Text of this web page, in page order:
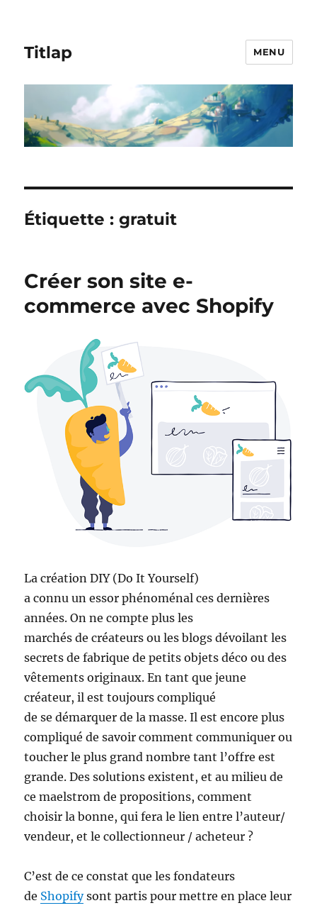
Titlap MENU
Étiquette :gratuit
Créer son site e-
commerce avec Shopify
La création DIY (Do It Yourself)
a connu un essor phénoménal ces dernières
années. On ne compte plus les
marchés de créateurs ou les blogs dévoilant les
secrets de fabrique de petits objets déco ou des
vêtements originaux. En tant que jeune
créateur, il est toujours compliqué
de se démarquer de la masse. Il est encore plus
compliqué de savoir comment communiquer ou
toucher le plus grand nombre tant l’offre est
grande. Des solutions existent, et au milieu de
ce maelstrom de propositions, comment
choisir la bonne, qui fera le lien entre l’auteur/
vendeur, et le collectionneur / acheteur ?
C’est de ce constat que les fondateurs
de Shopifysont partis pour mettre en place leur